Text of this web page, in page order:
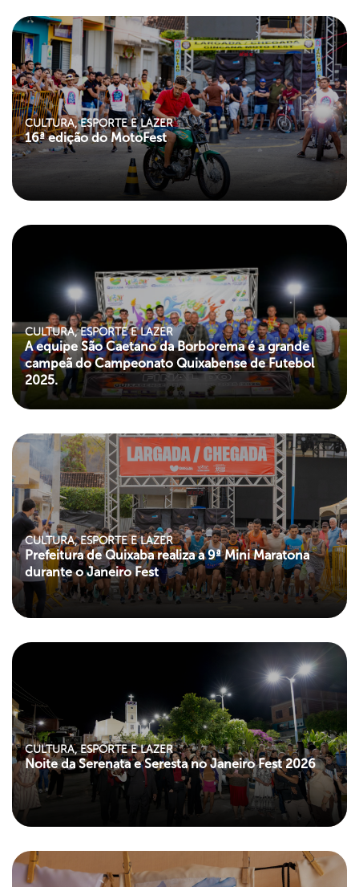
CULTURA, ESPORTE E LAZER
16ª edição do MotoFest
CULTURA, ESPORTE E LAZER
A equipe São Caetano da Borborema é a grande
campeã do Campeonato Quixabense de Futebol
2025.
CULTURA, ESPORTE E LAZER
Prefeitura de Quixaba realiza a 9ª Mini Maratona
durante o Janeiro Fest
"left my-paroller">
CULTURA, ESPORTE E LAZER
Noite da Serenata e Seresta no Janeiro Fest 2026